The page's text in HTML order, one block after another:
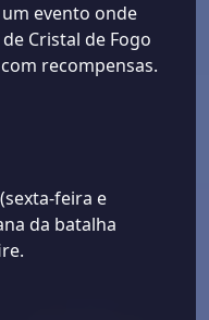
um evento onde
Cristal de Fogo
recompensas.
feira e
da batalha